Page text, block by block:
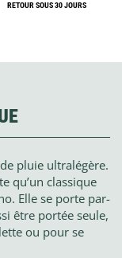
RETOUR SOUS 30 JOURS
pluie ultralégère.
qu’un classique
Elle se porte par-
être portée seule,
ou pour se